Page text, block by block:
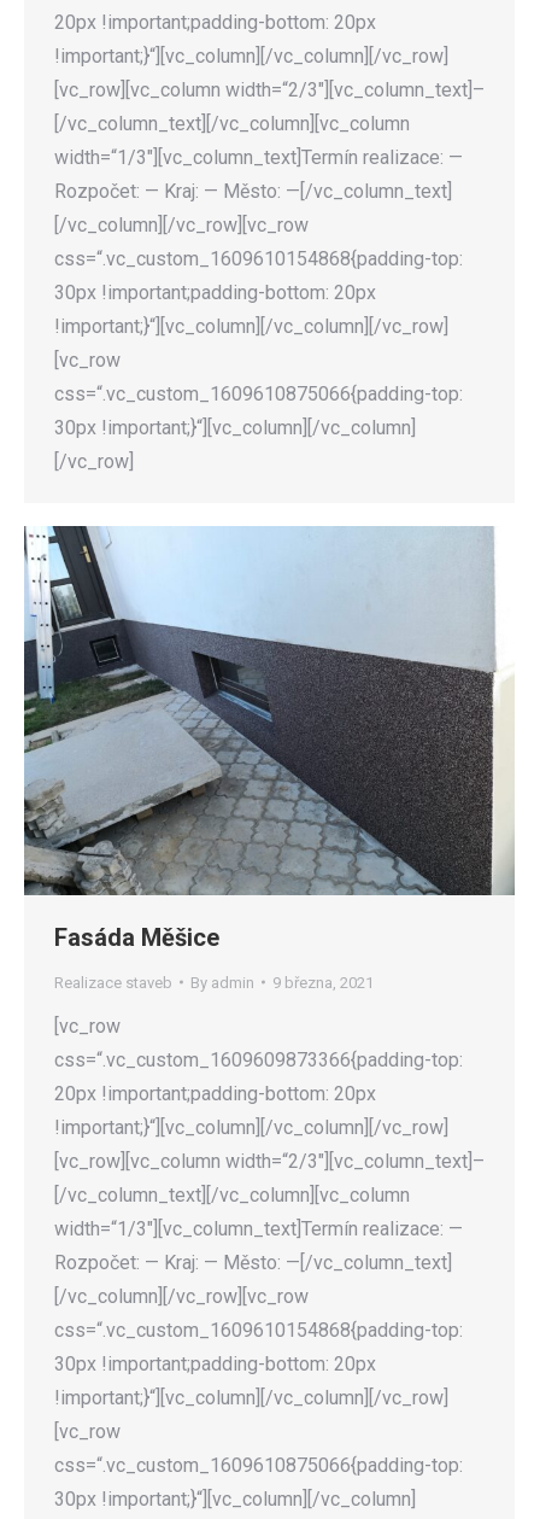
20px !important;padding-bottom: 20px
!important;}“][vc_column][/vc_column][/vc_row]
[vc_row][vc_column width=“2/3″][vc_column_text]–
[/vc_column_text][/vc_column][vc_column
width=“1/3″][vc_column_text]Termín realizace: —
Rozpočet: — Kraj: — Město: —[/vc_column_text]
[/vc_column][/vc_row][vc_row
css=“.vc_custom_1609610154868{padding-top:
30px !important;padding-bottom: 20px
!important;}“][vc_column][/vc_column][/vc_row]
[vc_row
css=“.vc_custom_1609610875066{padding-top:
30px !important;}“][vc_column][/vc_column]
[/vc_row]
Fasáda Měšice
Realizace staveb By admin 9 března, 2021
[vc_row
css=“.vc_custom_1609609873366{padding-top:
20px !important;padding-bottom: 20px
!important;}“][vc_column][/vc_column][/vc_row]
[vc_row][vc_column width=“2/3″][vc_column_text]–
[/vc_column_text][/vc_column][vc_column
width=“1/3″][vc_column_text]Termín realizace: —
Rozpočet: — Kraj: — Město: —[/vc_column_text]
[/vc_column][/vc_row][vc_row
css=“.vc_custom_1609610154868{padding-top:
30px !important;padding-bottom: 20px
!important;}“][vc_column][/vc_column][/vc_row]
[vc_row
css=“.vc_custom_1609610875066{padding-top:
30px !important;}“][vc_column][/vc_column]